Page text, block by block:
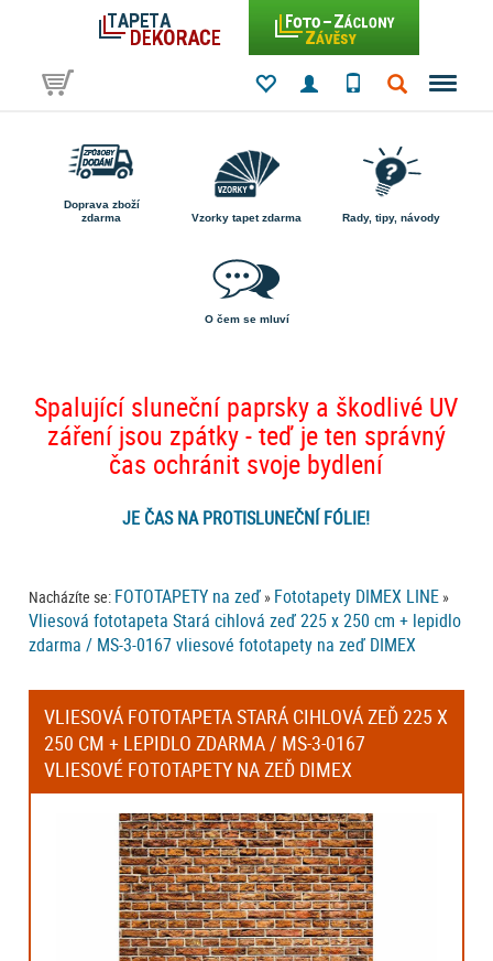
Doprava zboží
zdarma
Vzorky tapet zdarma Rady, tipy, návody
O čem se mluví
Spalující sluneční paprsky a škodlivé UV
záření jsou zpátky - teď je ten správný
čas ochránit svoje bydlení
JE ČAS NA PROTISLUNEČNÍ FÓLIE!
Nacházíte se: FOTOTAPETY na zeď » Fototapety DIMEX LINE »
Vliesová fototapeta Stará cihlová zeď 225 x 250 cm + lepidlo
zdarma / MS-3-0167 vliesové fototapety na zeď DIMEX
VLIESOVÁ FOTOTAPETA STARÁ CIHLOVÁ ZEĎ 225 X
250 CM + LEPIDLO ZDARMA / MS-3-0167
VLIESOVÉ FOTOTAPETY NA ZEĎ DIMEX